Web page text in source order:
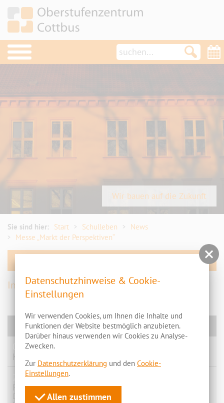
OSZ im Überblick
Termine
Aktuelles
News
Projekte
Schulsozialarbeit/Schülerclub
Türöffner
Förderverein/Kooperation
Geschichte OSZ
Umfrage
Service
Wir bauen auf die Zukunft
Sie sind hier: Start Schulleben
News
Messe „Markt der Perspektiven“
Inhalte folgen
News
07.07.2026
29.06.2026
Projekt "Gemeinsam gegen digitale Gewalt"
Die Schülerinnen und Schüler der GB 25-1 haben am
Datenschutzhinweise & Cookie-
Einstellungen
Wir verwenden Cookies, um Ihnen die Inhalte und
Funktionen der Website bestmöglich anzubieten.
Darüber hinaus verwenden wir Cookies zu Analyse-
Zwecken.
Zur Datenschutzerklärung und den Cookie-
Einstellungen.
Allen zustimmen